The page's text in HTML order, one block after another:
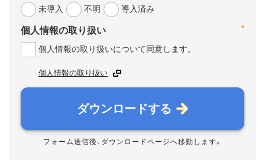
未導入
不明 導入済み
*
個人情報の取り扱い
個人情報の取り扱いについて同意します。
個人情報の取り扱い
ダウンロードする
フォーム送信後、ダウンロードページへ移動します。